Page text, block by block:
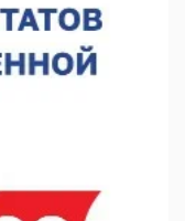
Росгвардии